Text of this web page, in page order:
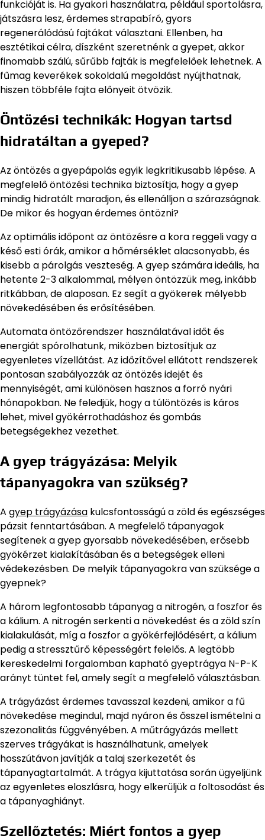
funkcióját is. Ha gyakori használatra, például sportolásra,
játszásra lesz, érdemes strapabíró, gyors
regenerálódású fajtákat választani. Ellenben, ha
esztétikai célra, díszként szeretnénk a gyepet, akkor
finomabb szálú, sűrűbb fajták is megfelelőek lehetnek. A
fűmag keverékek sokoldalú megoldást nyújthatnak,
hiszen többféle fajta előnyeit ötvözik.
Öntözési technikák: Hogyan tartsd
hidratáltan a gyeped?
Az öntözés a gyepápolás egyik legkritikusabb lépése. A
megfelelő öntözési technika biztosítja, hogy a gyep
mindig hidratált maradjon, és ellenálljon a szárazságnak.
De mikor és hogyan érdemes öntözni?
Az optimális időpont az öntözésre a kora reggeli vagy a
késő esti órák, amikor a hőmérséklet alacsonyabb, és
kisebb a párolgás veszteség. A gyep számára ideális, ha
hetente 2-3 alkalommal, mélyen öntözzük meg, inkább
ritkábban, de alaposan. Ez segít a gyökerek mélyebb
növekedésében és erősítésében.
Automata öntözőrendszer használatával időt és
energiát spórolhatunk, miközben biztosítjuk az
egyenletes vízellátást. Az időzítővel ellátott rendszerek
pontosan szabályozzák az öntözés idejét és
mennyiségét, ami különösen hasznos a forró nyári
hónapokban. Ne feledjük, hogy a túlöntözés is káros
lehet, mivel gyökérrothadáshoz és gombás
betegségekhez vezethet.
A gyep trágyázása: Melyik
tápanyagokra van szükség?
A gyep trágyázása kulcsfontosságú a zöld és egészséges
pázsit fenntartásában. A megfelelő tápanyagok
segítenek a gyep gyorsabb növekedésében, erősebb
gyökérzet kialakításában és a betegségek elleni
védekezésben. De melyik tápanyagokra van szüksége a
gyepnek?
A három legfontosabb tápanyag a nitrogén, a foszfor és
a kálium. A nitrogén serkenti a növekedést és a zöld szín
kialakulását, míg a foszfor a gyökérfejlődésért, a kálium
pedig a stressztűrő képességért felelős. A legtöbb
kereskedelmi forgalomban kapható gyeptrágya N-P-K
arányt tüntet fel, amely segít a megfelelő választásban.
A trágyázást érdemes tavasszal kezdeni, amikor a fű
növekedése megindul, majd nyáron és ősszel ismételni a
szezonalitás függvényében. A műtrágyázás mellett
szerves trágyákat is használhatunk, amelyek
hosszútávon javítják a talaj szerkezetét és
tápanyagtartalmát. A trágya kijuttatása során ügyeljünk
az egyenletes eloszlásra, hogy elkerüljük a foltosodást és
a tápanyaghiányt.
Szellőztetés: Miért fontos a gyep